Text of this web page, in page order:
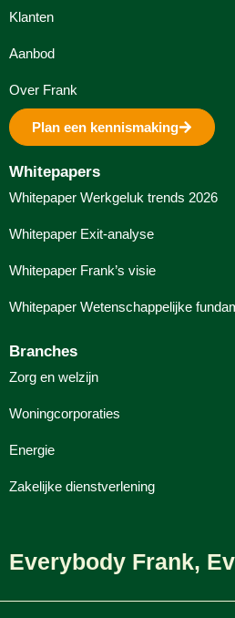
Klanten
Aanbod
Over Frank
Plan een kennismaking
Whitepapers
Whitepaper Werkgeluk trends 2026
Whitepaper Exit-analyse
Whitepaper Frank’s visie
Whitepaper Wetenschappelijke
Branches
Zorg en welzijn
Woningcorporaties
Energie
Zakelijke dienstverlening
Everybody Frank,